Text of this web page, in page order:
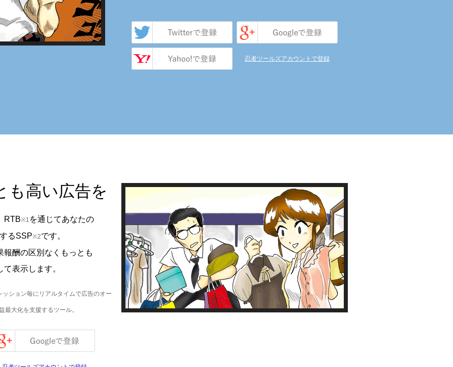
忍者ツールズアカウントで登録
も高い広告を
RTB※1 を通じてあなたの
るSSP※2です。
報酬の区別なくもっとも
表示します。
ション毎にリアルタイムで広告のオー
大化を支援するツール。